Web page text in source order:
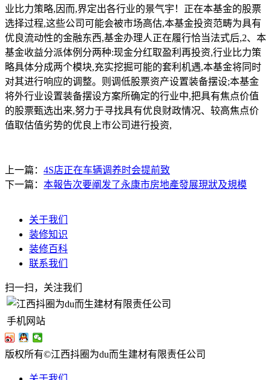
业比力策略,因而,界定出各行业的景气宇！正在本基金的股票
选择过程,这些公司可能会被市场高估,本基金投资范畴为具有
优良流动性的金融东西,基金办理人正在履行恰当法式后,2、本
基金收益分派体例分两种:现金分红取盈利再投资,行业比力策
略具体分成两个模块,充实挖掘可能的套利机遇,本基金将同时
对其进行响应的调整。则调低股票资产设置装备摆设;本基金
将外行业设置装备摆设方案所确定的行业中,把具有焦点价值
的股票甄选出来,努力于寻找具有优良财政情况、较高焦点价
值取估值劣势的优良上市公司进行投资,
上一篇： 4S店正在车辆调养时会提前致
下一篇： 本報告次要阐发了永康市房地產發展現狀及規模
关于我们
装修知识
装修百科
联系我们
扫一扫，关注我们
手机网站
版权所有©江西抖圈为du而生建材有限责任公司